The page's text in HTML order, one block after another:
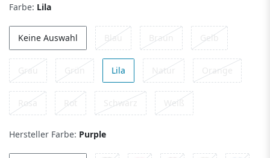
Farbe: Lila
Keine Auswahl Blau Braun Gelb
Grau Grün Lila Natur Orange
Rosa Rot Schwarz Weiß
Hersteller Farbe: Purple